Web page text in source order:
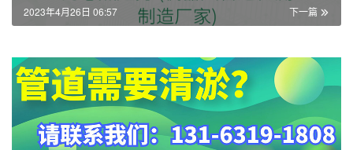
下一篇
2023年4月26日 06:57